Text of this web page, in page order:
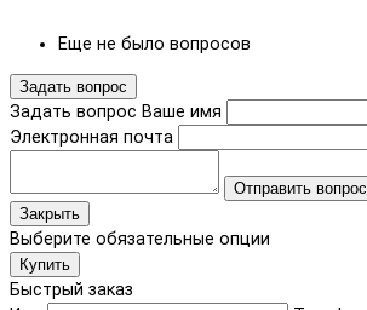
Еще не было вопросов
Задать вопрос
Задать вопрос Ваше имя
Электронная почта
Отправить вопрос
Закрыть
Выберите обязательные опции
Купить
Быстрый заказ